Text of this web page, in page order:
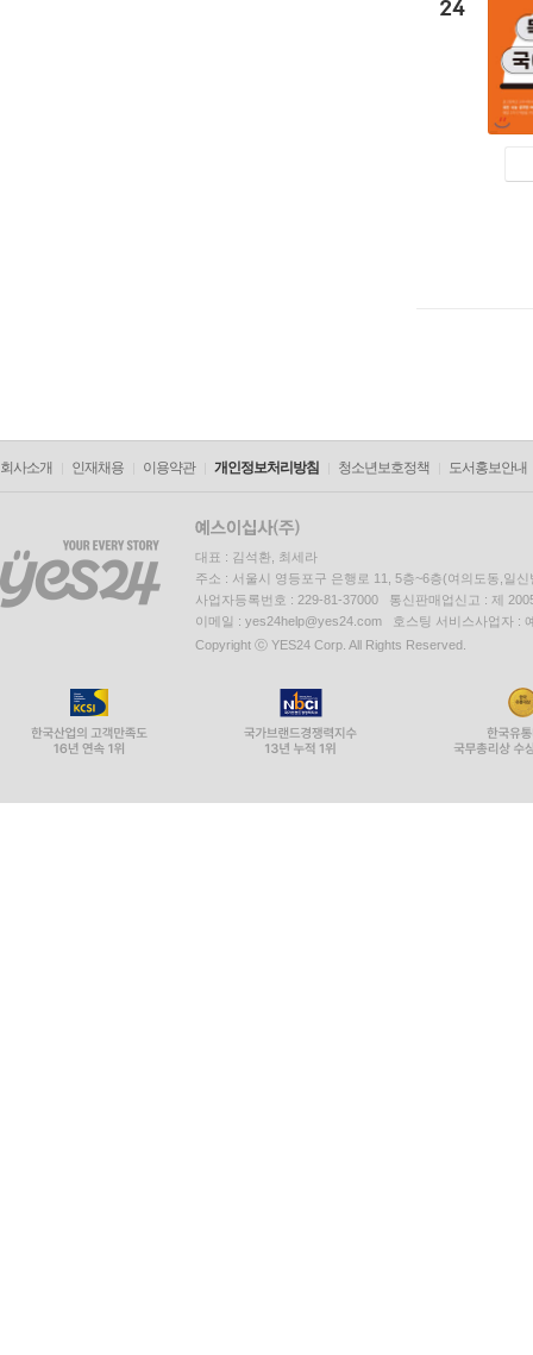
24
회사소개 인재채용 이용약관 개인정보처리방침 청소년보호정책 도서홍보안내
대표 : 김석환, 최세라
주소 : 서울시 영등포구 은행로 11, 5층~6층(여의도동,일신
사업자등록번호 : 229-81-37000 통신판매업신고 : 제
이메일 : yes24help@yes24.com 호스팅 서비스사업자 :
Copyright ⓒ YES24 Corp. All Rights Reserved.